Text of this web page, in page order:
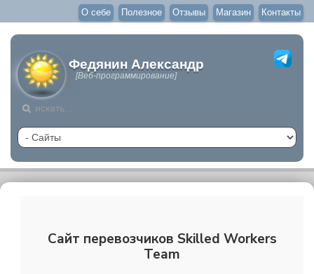
О себе Полезное Отзывы Магазин Контакты
Федянин Александр
[Веб-программирование]
Сайт перевозчиков Skilled Workers
Team